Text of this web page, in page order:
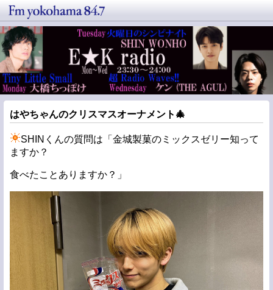
はやちゃんのクリスマスオーナメント🎄
SHINくんの質問は「金城製菓のミックスゼリー知って
ますか？
食べたことありますか？」